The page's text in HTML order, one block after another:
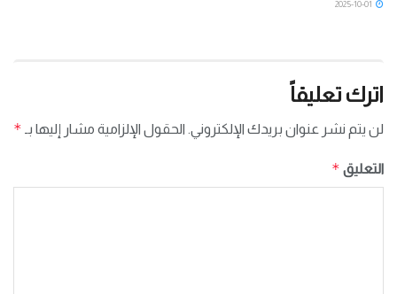
اترك تعليقاً
لن يتم نشر عنوان بريدك الإلكتروني. الحقول الإلزامية مشار إليها بـ *
التعليق *